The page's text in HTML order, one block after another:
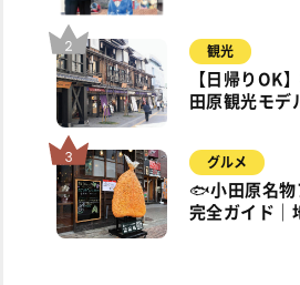
で】小田原・
原
観光
【日帰りOK
田原観光モデ
満喫
グルメ
🐟小田原名物
完全ガイド｜